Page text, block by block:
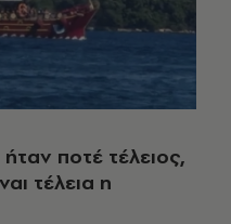
ποτέ τέλειος,
τέλεια η